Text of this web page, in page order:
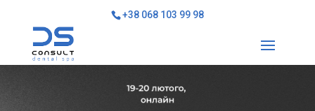
+38 068 103 99 98